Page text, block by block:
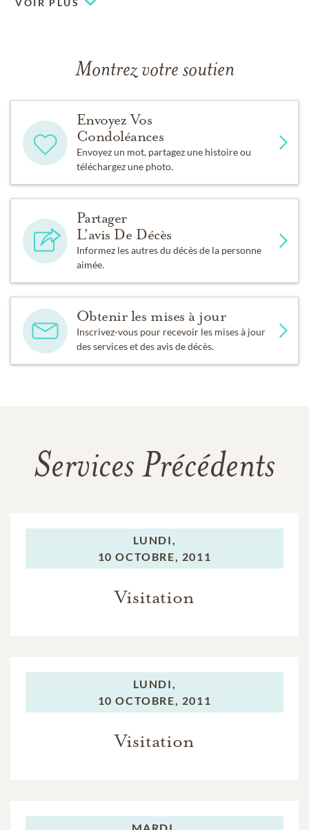
VOIR PLUS
Montrez votre soutien
Envoyez Vos
Condoléances
Envoyez un mot, partagez une histoire ou
téléchargez une photo.
Partager
L'avis De Décès
Informez les autres du décès de la personne
aimée.
Obtenir les mises à jour
Inscrivez-vous pour recevoir les mises à jour
des services et des avis de décès.
Services Précédents
LUNDI,
10 OCTOBRE, 2011
Visitation
LUNDI,
10 OCTOBRE, 2011
Visitation